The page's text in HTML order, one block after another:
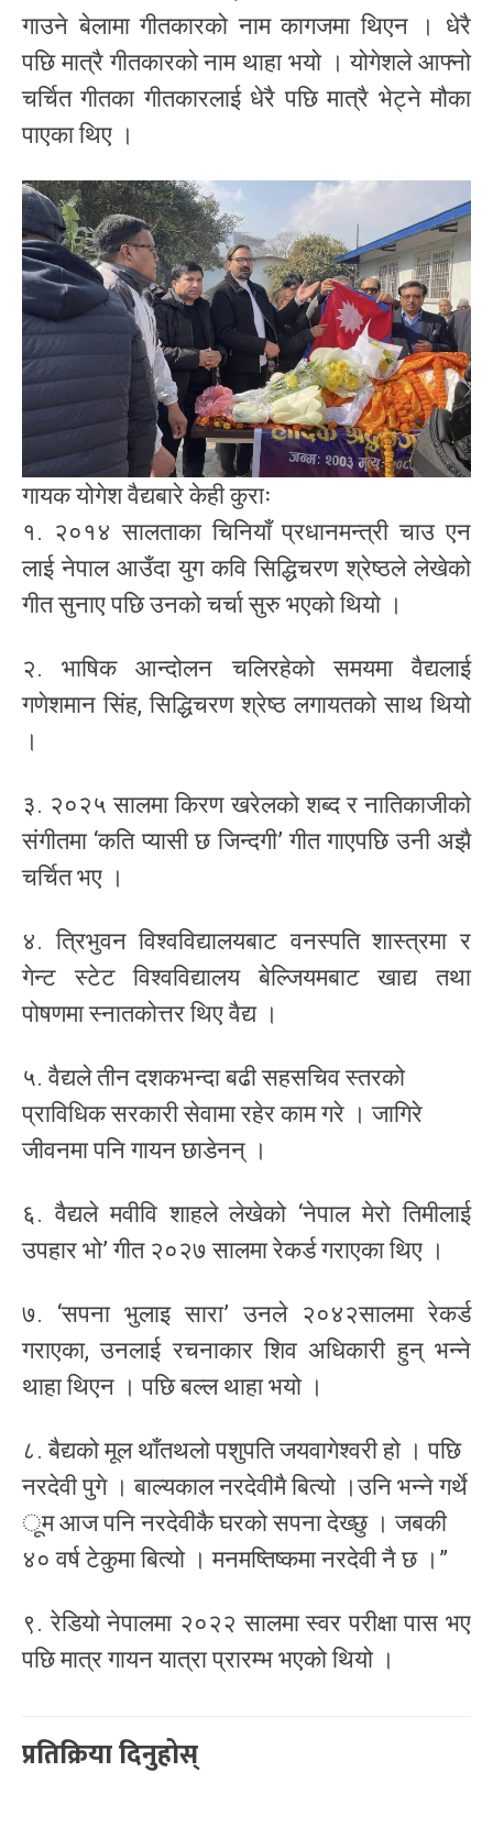
गाउने बेलामा गीतकारको नाम कागजमा थिएन । धेरै
पछि मात्रै गीतकारको नाम थाहा भयो । योगेशले आफ्नो
चर्चित गीतका गीतकारलाई धेरै पछि मात्रै भेट्ने मौका
पाएका थिए ।
गायक योगेश वैद्यबारे केही कुराः
१. २०१४ सालताका चिनियाँ प्रधानमन्त्री चाउ एन
लाई नेपाल आउँदा युग कवि सिद्धिचरण श्रेष्ठले लेखेको
गीत सुनाए पछि उनको चर्चा सुरु भएको थियो ।
२. भाषिक आन्दोलन चलिरहेको समयमा वैद्यलाई
गणेशमान सिंह, सिद्धिचरण श्रेष्ठ लगायतको साथ थियो
।
३. २०२५ सालमा किरण खरेलको शब्द र नातिकाजीको
संगीतमा ‘कति प्यासी छ जिन्दगी’ गीत गाएपछि उनी अझै
चर्चित भए ।
४. त्रिभुवन विश्वविद्यालयबाट वनस्पति शास्त्रमा र
गेन्ट स्टेट विश्वविद्यालय बेल्जियमबाट खाद्य तथा
पोषणमा स्नातकोत्तर थिए वैद्य ।
५. वैद्यले तीन दशकभन्दा बढी सहसचिव स्तरको
प्राविधिक सरकारी सेवामा रहेर काम गरे । जागिरे
जीवनमा पनि गायन छाडेनन् ।
६. वैद्यले मवीवि शाहले लेखेको ‘नेपाल मेरो तिमीलाई
उपहार भो’ गीत २०२७ सालमा रेकर्ड गराएका थिए ।
७. ‘सपना भुलाइ सारा’ उनले २०४२सालमा रेकर्ड
गराएका, उनलाई रचनाकार शिव अधिकारी हुन् भन्ने
थाहा थिएन । पछि बल्ल थाहा भयो ।
८. बैद्यको मूल थाँतथलो पशुपति जयवागेश्वरी हो । पछि
नरदेवी पुगे । बाल्यकाल नरदेवीमै बित्यो ।उनि भन्ने गर्थे
ूम आज पनि नरदेवीकै घरको सपना देख्छु । जबकी
४० वर्ष टेकुमा बित्यो । मनमष्तिष्कमा नरदेवी नै छ ।”
९. रेडियो नेपालमा २०२२ सालमा स्वर परीक्षा पास भए
पछि मात्र गायन यात्रा प्रारम्भ भएको थियो ।
प्रतिक्रिया दिनुहोस्